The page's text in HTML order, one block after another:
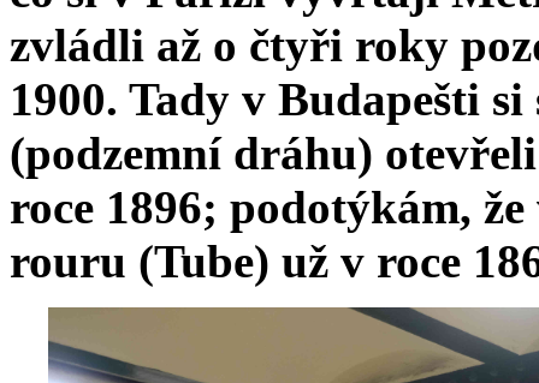
zvládli až o čtyři roky
1900. Tady v Budapešti
(podzemní dráhu)
roce 1896; podotýkám,
rouru (Tube) už v roce